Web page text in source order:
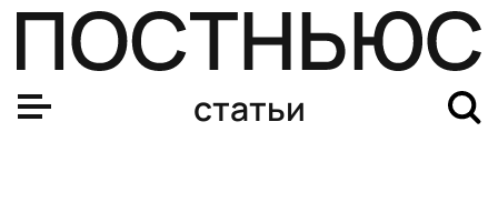
статьи